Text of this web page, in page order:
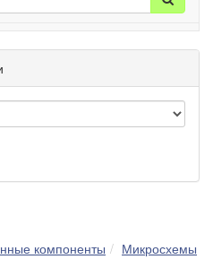
компоненты Микросхемы